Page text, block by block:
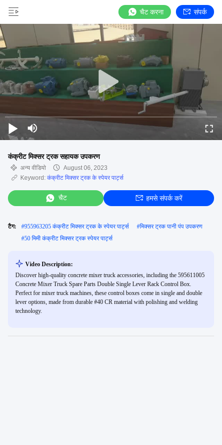
चैट करना संपर्क
कंक्रीट मिक्सर ट्रक सहायक उपकरण
अन्य वीडियो
August 06, 2023
Keyword: कंक्रीट मिक्सर ट्रक के स्पेयर पार्ट्स
चैट हमसे संपर्क करें
टैग: #955963205 कंक्रीट मिक्सर ट्रक के स्पेयर पार्ट्स #मिक्सर ट्रक पानी पंप उपकरण
#50 मिमी कंक्रीट मिक्सर ट्रक स्पेयर पार्ट्स
Video Description:
Discover high-quality concrete mixer truck accessories, including the 595611005
Concrete Mixer Truck Spare Parts Double Single Lever Rack Control Box.
Perfect for mixer truck machines, these control boxes come in single and double
lever options, made from durable #40 CR material with polishing and welding
technology.